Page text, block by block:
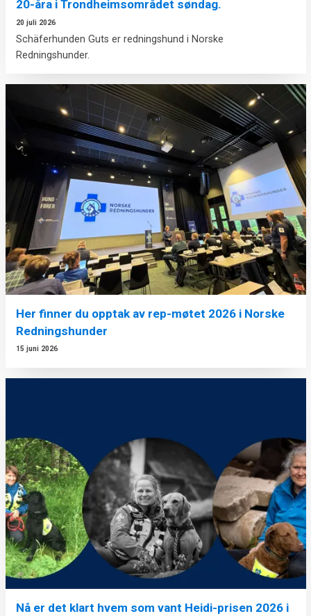
20-åra i Trondheimsområdet søndag.
20 juli 2026
Schäferhunden Guts er redningshund i Norske
Redningshunder.
Her finner du opptak av rep-møtet 2026 i Norske
Redningshunder
15 juni 2026
Nå er det klart hvem som vant Heidi-prisen 2026 i